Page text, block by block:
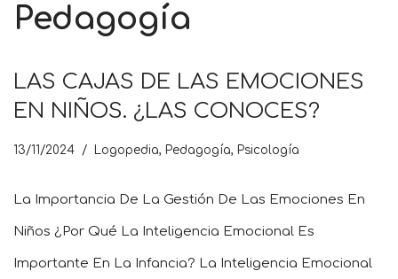
Pedagogía
LAS CAJAS DE LAS EMOCIONES
EN NIÑOS. ¿LAS CONOCES?
13/11/2024 Logopedia, Pedagogía, Psicología
La Importancia De La Gestión De Las Emociones En
Niños ¿Por Qué La Inteligencia Emocional Es
Importante En La Infancia? La Inteligencia Emocional